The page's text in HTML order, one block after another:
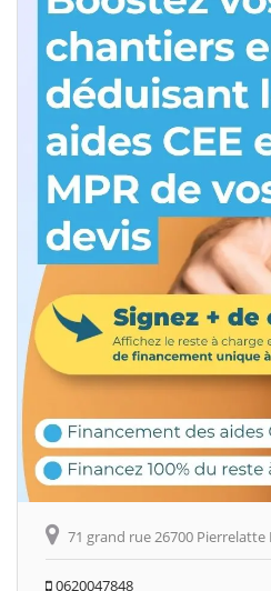
71 grand rue 26700 Pierrelatte
0620047848